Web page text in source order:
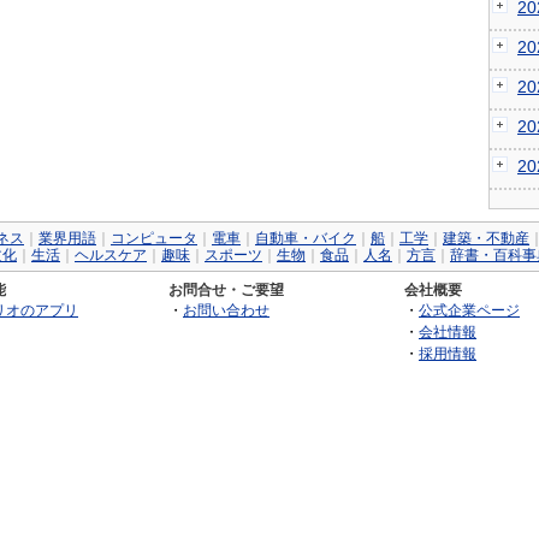
ス 業界用語 コンピュータ 電車 自動車・バイク 船 工学 建築・不動産
化
生活 ヘルスケア 趣味 スポーツ 生物 食品 人名 方言 辞書・百科事
オのアプリ
お問合せ・ご要望
・ お問い合わせ
会社概要
・ 公式企業ページ
・ 会社情報
・ 採用情報